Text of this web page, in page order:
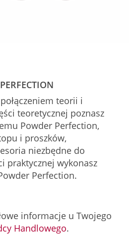
teorii i
teoretycznej poznasz
Powder Perfection,
i proszków,
niezbędne do
praktycznej wykonasz
Perfection.
informacje u Twojego
Handlowego.